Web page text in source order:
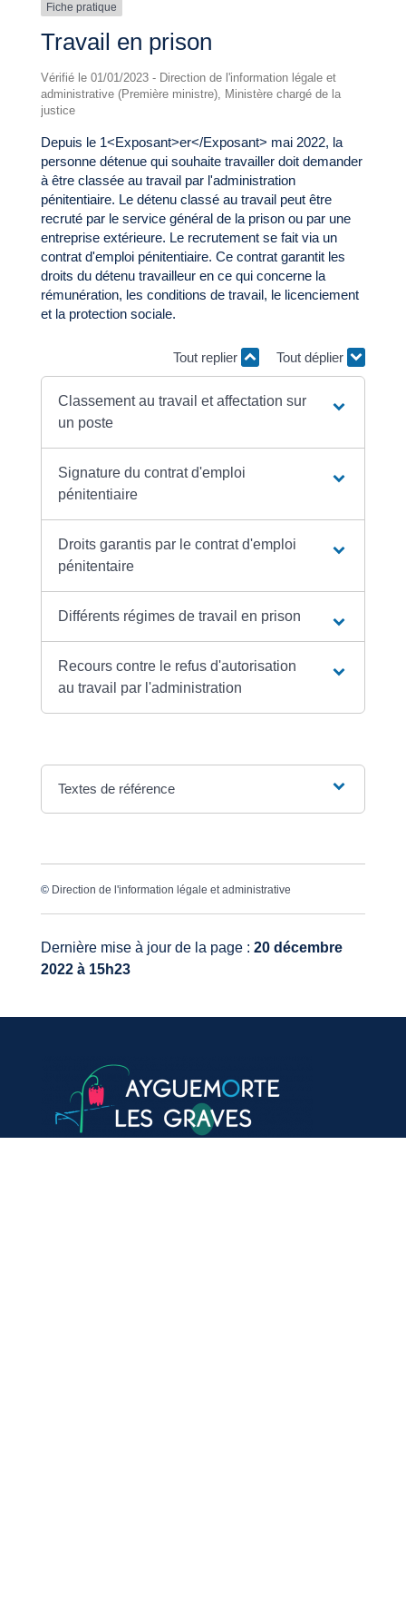
Fiche pratique
Travail en prison
Vérifié le 01/01/2023 - Direction de l'information légale et
administrative (Première ministre), Ministère chargé de la
justice
Depuis le 1<Exposant>er</Exposant> mai 2022, la
personne détenue qui souhaite travailler doit demander
à être classée au travail par l'administration
pénitentiaire. Le détenu classé au travail peut être
recruté par le service général de la prison ou par une
entreprise extérieure. Le recrutement se fait via un
contrat d'emploi pénitentiaire. Ce contrat garantit les
droits du détenu travailleur en ce qui concerne la
rémunération, les conditions de travail, le licenciement
et la protection sociale.
Tout replier Tout déplier
Classement au travail et affectation sur
un poste
Signature du contrat d'emploi
pénitentiaire
Droits garantis par le contrat d'emploi
pénitentaire
Différents régimes de travail en prison
Recours contre le refus d'autorisation
au travail par l'administration
Textes de référence
© Direction de l'information légale et administrative
Dernière mise à jour de la page : 20 décembre
2022 à 15h23